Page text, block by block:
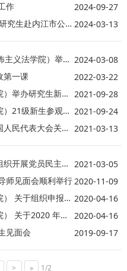
作
2024-09-27
教学管理||国家安全学院2022级研究生赴内江市公安局开展实习实训 2024-03-13
教学管理||国家安全学院（反恐怖主义法学院）举办2022级硕士研究生实训动员大会 2024-03-08
第一课
2022-03-22
反恐怖主义法学院（国家安全学院）举办研究生新老生交流会 2021-09-28
反恐怖主义法学院（国家安全学院）21级新生参观校史馆 2021-09-24
反恐怖主义法学院组织学习《全国人民代表大会关于完善香港特别行政区选举制度的决定》 2021-03-13
反恐怖主义法学院研究生党支部组织开展党员民主评议党员大会 2021-03-05
师见面会顺利举行2020-11-09
反恐怖主义法学院（国家安全学院） 关于组织申报2021年优秀硕士研究生 学位论文培育项目工作的通知 2020-04-16
反恐怖主义法学院（国家安全学院） 关于2020 年上半年申请硕士学位的工作安排
2020-04-16
见面会
2019-09-17
> » 1/2